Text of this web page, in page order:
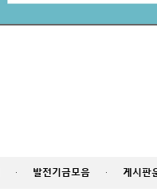
· 발전기금모음 · 게시판